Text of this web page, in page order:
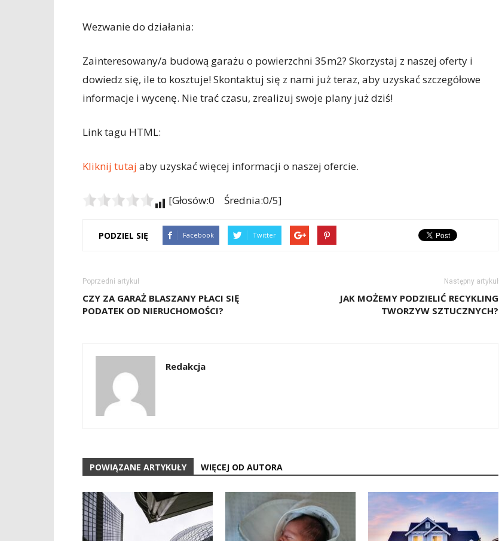
Wezwanie do działania:
Zainteresowany/a budową garażu o powierzchni 35m2? Skorzystaj z naszej oferty i
dowiedz się, ile to kosztuje! Skontaktuj się z nami już teraz, aby uzyskać szczegółowe
informacje i wycenę. Nie trać czasu, zrealizuj swoje plany już dziś!
Link tagu HTML:
Kliknij tutaj aby uzyskać więcej informacji o naszej ofercie.
[Głosów:0 Średnia:0/5]
PODZIEL SIĘ Facebook Twitter
Poprzedni artykuł
CZY ZA GARAŻ BLASZANY PŁACI SIĘ
PODATEK OD NIERUCHOMOŚCI?
Następny artykuł
JAK MOŻEMY PODZIELIĆ RECYKLING
TWORZYW SZTUCZNYCH?
Redakcja
POWIĄZANE ARTYKUŁY WIĘCEJ OD AUTORA